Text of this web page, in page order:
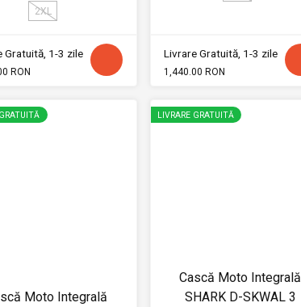
2XL
Gratuită, 1-3 zile
RON
Livrare Gratuită, 1-3 zile
1,440.00 RON
Moto Integrală
LIVRARE GRATUITĂ
Cască Moto Integrală
SHARK D-SKWAL 3